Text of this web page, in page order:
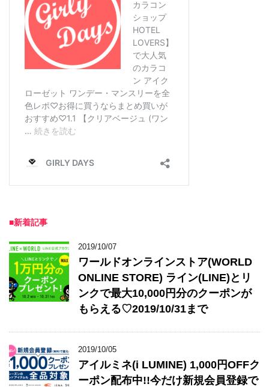
■新着記事
2019/10/07
ワールドオンラインストア(WORLD
ONLINE STORE) ライン(LINE)とリ
ンクで最大10,000円分のクーポンが
もらえる♡2019/10/31まで
2019/10/05
アイルミネ(i LUMINE) 1,000円OFFク
ーポン配布中!!今だけ新規会員登録で